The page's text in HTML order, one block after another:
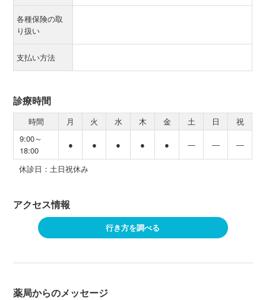
各種保険の取
り扱い
支払い方法
診療時間
時間 月 火 水 木 金 土 日
祝
9:00～
18:00
● ● ● ● ● ― ― ―
休診日：土日祝休み
アクセス情報
行き方を調べる
薬局からのメッセージ